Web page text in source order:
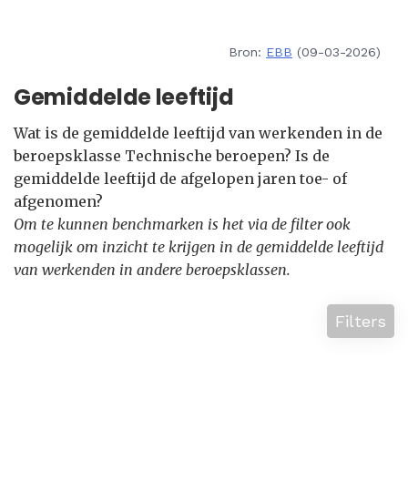
Bron: EBB (09-03-2026)
Gemiddelde leeftijd
Wat is de gemiddelde leeftijd van werkenden in de
beroepsklasse Technische beroepen? Is de
gemiddelde leeftijd de afgelopen jaren toe- of
afgenomen?
Om te kunnen benchmarken is het via de filter ook
mogelijk om inzicht te krijgen in de gemiddelde leeftijd
van werkenden in andere beroepsklassen.
Filters